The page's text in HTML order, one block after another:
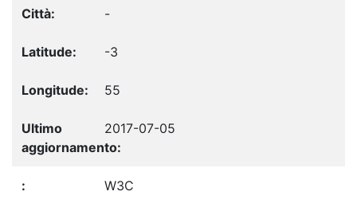
-
-3
55
2017-07-05
W3C